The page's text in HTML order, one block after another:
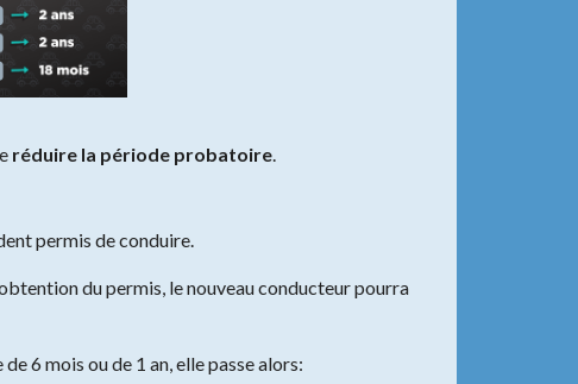
réduire la période probatoire
permis de conduire.
du permis, le nouveau conducteur pourra
6 mois ou de 1 an, elle passe alors: